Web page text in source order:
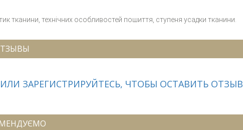
тканини, технічних особливостей пошиття, ступеня усадки тканини.
ЗАРЕГИСТРИРУЙТЕСЬ, ЧТОБЫ ОСТАВИТЬ ОТЗЫВ